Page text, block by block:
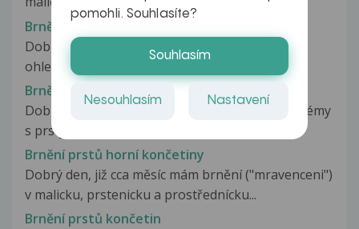
Brnění prstů a ztuhnutí koutku
Dobrý večer paní doktorko. Měla bych dotaz
ohledně mé babičky je jí 82 let a...
Brnění prstů dolních končetin
Dobrý den, je mi 64let a asi 1/2roku mám problémy
s prsty u oboudolních končetin.Jedná...
Brnění prstů horní končetiny
Dobrý den, již cca měsíc mám brnění ("mravenceni")
v malicku, prstenicku a prostřednícku...
Brnění prstů končetin
pomohli. Souhlasíte?
Souhlasím
Nesouhlasím Nastavení